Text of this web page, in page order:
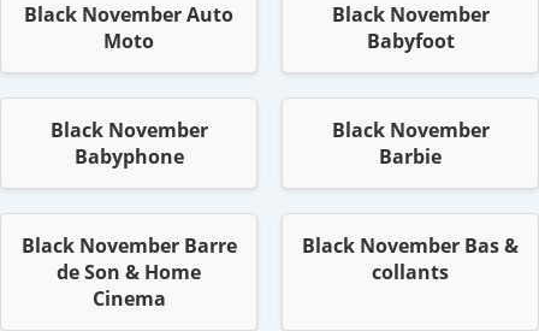
Black November Auto
Moto
Black November
Babyfoot
Black November
Babyphone
Black November
Barbie
Black November Barre
de Son & Home
Cinema
Black November Bas &
collants